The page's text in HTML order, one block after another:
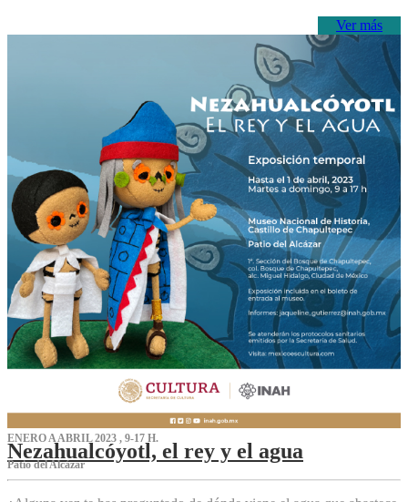
Ver más
ENERO A ABRIL 2023 , 9-17 H.
Nezahualcóyotl, el rey y el agua
Patio del Alcázar